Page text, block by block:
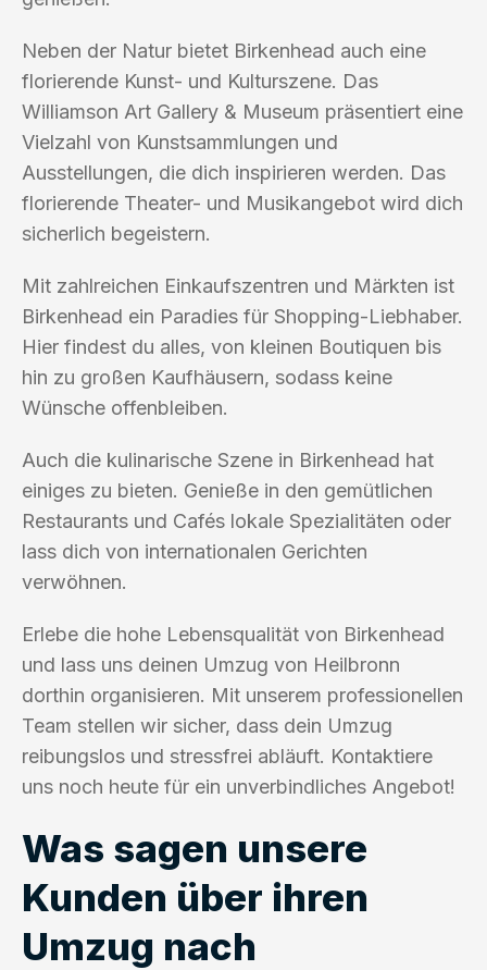
Neben der Natur bietet Birkenhead auch eine
florierende Kunst- und Kulturszene. Das
Williamson Art Gallery & Museum präsentiert eine
Vielzahl von Kunstsammlungen und
Ausstellungen, die dich inspirieren werden. Das
florierende Theater- und Musikangebot wird dich
sicherlich begeistern.
Mit zahlreichen Einkaufszentren und Märkten ist
Birkenhead ein Paradies für Shopping-Liebhaber.
Hier findest du alles, von kleinen Boutiquen bis
hin zu großen Kaufhäusern, sodass keine
Wünsche offenbleiben.
Auch die kulinarische Szene in Birkenhead hat
einiges zu bieten. Genieße in den gemütlichen
Restaurants und Cafés lokale Spezialitäten oder
lass dich von internationalen Gerichten
verwöhnen.
Erlebe die hohe Lebensqualität von Birkenhead
und lass uns deinen Umzug von Heilbronn
dorthin organisieren. Mit unserem professionellen
Team stellen wir sicher, dass dein Umzug
reibungslos und stressfrei abläuft. Kontaktiere
uns noch heute für ein unverbindliches Angebot!
Was sagen unsere
Kunden über ihren
Umzug nach